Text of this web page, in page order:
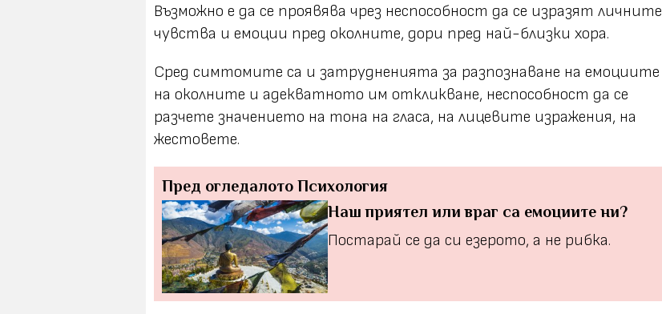
Възможно е да се проявява чрез неспособност да се изразят личните
чувства и емоции пред околните, дори пред най-близки хора.
Сред симтомите са и затрудненията за разпознаване на емоциите
на околните и адекватното им откликване, неспособност да се
разчете значението на тона на гласа, на лицевите изражения, на
жестовете.
Пред огледалото Психология
Наш приятел или враг са емоциите ни?
Постарай се да си езерото, а не рибка.